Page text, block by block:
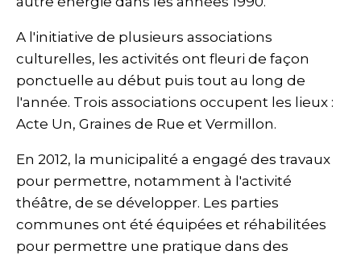
A l'initiative de plusieurs associations
culturelles, les activités ont fleuri de façon
ponctuelle au début puis tout au long de
l'année. Trois associations occupent les lieux :
Acte Un, Graines de Rue et Vermillon.
En 2012, la municipalité a engagé des travaux
pour permettre, notamment à l'activité
théâtre, de se développer. Les parties
communes ont été équipées et réhabilitées
pour permettre une pratique dans des